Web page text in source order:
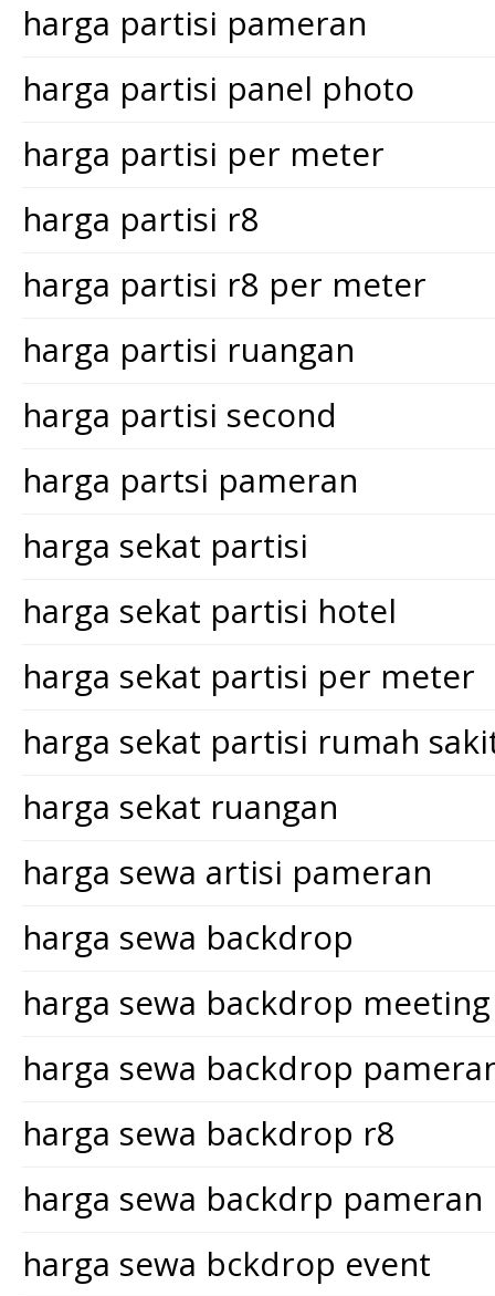
harga partisi pameran
harga partisi panel photo
harga partisi per meter
harga partisi r8
harga partisi r8 per meter
harga partisi ruangan
harga partisi second
harga partsi pameran
harga sekat partisi
harga sekat partisi hotel
harga sekat partisi per meter
harga sekat partisi rumah
harga sekat ruangan
harga sewa artisi pameran
harga sewa backdrop
harga sewa backdrop meeting
harga sewa backdrop
harga sewa backdrop r8
harga sewa backdrp pameran
harga sewa bckdrop event